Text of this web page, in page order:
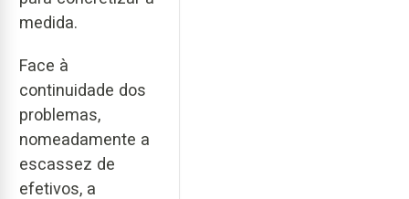
medida.
Face à
continuidade dos
problemas,
nomeadamente a
escassez de
efetivos, a